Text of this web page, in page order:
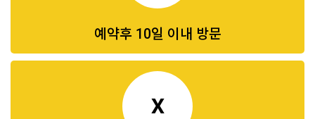
예약후 10일 이내 방문
X